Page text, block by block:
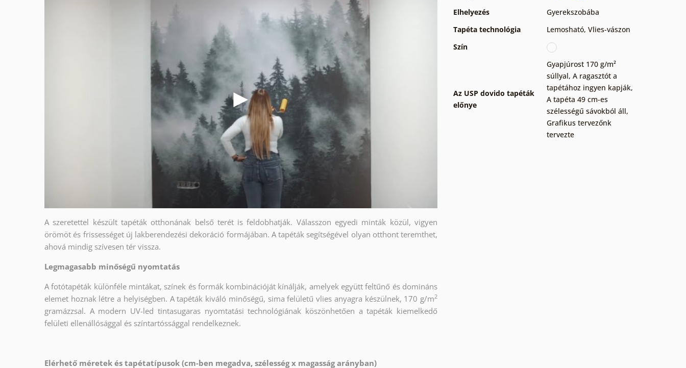
A szeretettel készült tapéták otthonának belső terét is feldobhatják. Válasszon egyedi minták közül, vigyen
örömöt és frissességet új lakberendezési dekoráció formájában. A tapéták segítségével olyan otthont teremthet,
ahová mindig szívesen tér vissza.
Legmagasabb minőségű nyomtatás
A fotótapéták különféle mintákat, színek és formák kombinációját kínálják, amelyek együtt feltűnő és domináns
elemet hoznak létre a helyiségben. A tapéták kiváló minőségű, sima felületű vlies anyagra készülnek, 170 g/m2
gramázzsal. A modern UV-led tintasugaras nyomtatási technológiának köszönhetően a tapéták kiemelkedő
felületi ellenállósággal és színtartóssággal rendelkeznek.
Elérhető méretek és tapétatípusok (cm-ben megadva, szélesség x magasság arányban)
Elhelyezés
Gyerekszobába
Tapéta technológia
Lemosható, Vlies-vászon
Szín
Az USP dovido tapéták
előnye
Gyapjúrost 170 g/m²
súllyal, A ragasztót a
tapétához ingyen kapják,
A tapéta 49 cm-es
szélességű sávokból áll,
Grafikus tervezőnk
tervezte